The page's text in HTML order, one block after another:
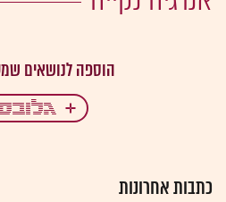
כתבות אחרונות